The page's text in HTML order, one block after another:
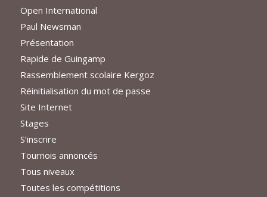
Open International
Paul Newsman
Présentation
Rapide de Guingamp
Rassemblement scolaire Kergoz
Réinitialisation du mot de passe
Site Internet
Stages
S’inscrire
Tournois annoncés
Tous niveaux
Toutes les compétitions